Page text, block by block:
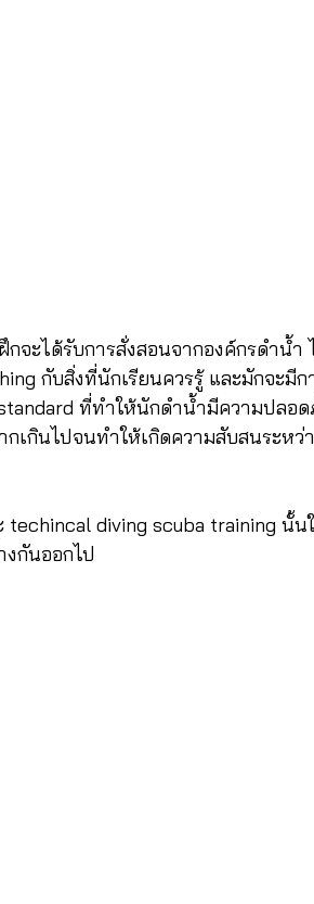
จะได้รับการสั่งสอนจากองค์กรดำน้ำ
กับสิ่งที่นักเรียนควรรู้ และมักจะมีก
ที่ทำให้นักดำน้ำมีความปลอ
เกินไปจนทำให้เกิดความสับสนระหว่
diving scuba training นั้น
กันออกไป